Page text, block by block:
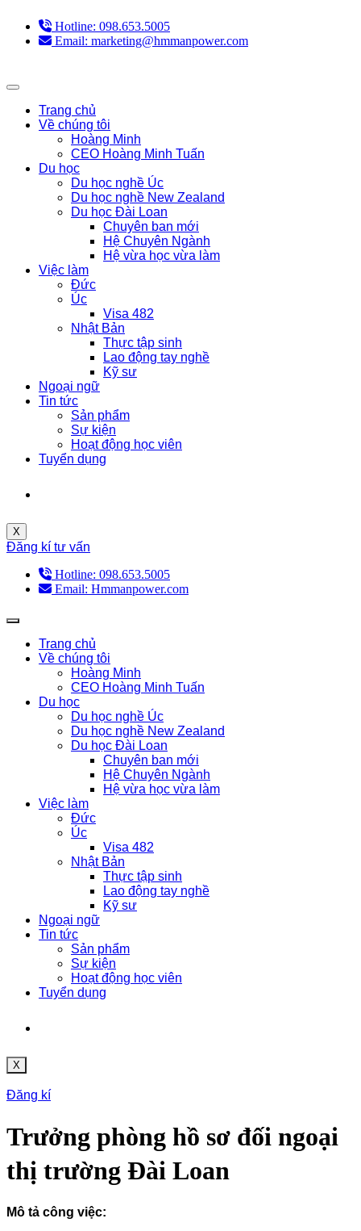
Hotline: 098.653.5005
Email: marketing@hmmanpower.com
Trang chủ
Về chúng tôi
Hoàng Minh
CEO Hoàng Minh Tuấn
Du học
Du học nghề Úc
Du học nghề New Zealand
Du học Đài Loan
Chuyên ban mới
Hệ Chuyên Ngành
Hệ vừa học vừa làm
Việc làm
Đức
Úc
Visa 482
Nhật Bản
Thực tập sinh
Lao động tay nghề
Kỹ sư
Ngoại ngữ
Tin tức
Sản phẩm
Sự kiện
Hoạt động học viên
Tuyển dụng
X
Đăng kí tư vấn
Hotline: 098.653.5005
Email: Hmmanpower.com
Trang chủ
Về chúng tôi
Hoàng Minh
CEO Hoàng Minh Tuấn
Du học
Du học nghề Úc
Du học nghề New Zealand
Du học Đài Loan
Chuyên ban mới
Hệ Chuyên Ngành
Hệ vừa học vừa làm
Việc làm
Đức
Úc
Visa 482
Nhật Bản
Thực tập sinh
Lao động tay nghề
Kỹ sư
Ngoại ngữ
Tin tức
Sản phẩm
Sự kiện
Hoạt động học viên
Tuyển dụng
X
Đăng kí
Trưởng phòng hồ sơ đối ngoại
thị trường Đài Loan
Mô tả công việc: